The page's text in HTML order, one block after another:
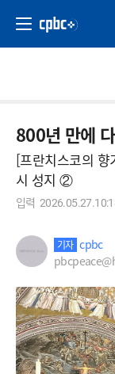
800년 만에
[프란치스코의
시 성지 ②
입력
기자 cpbc